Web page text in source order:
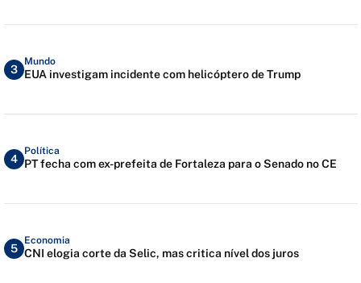
3
Mundo
EUA investigam incidente com helicóptero de Trump
4
Política
PT fecha com ex-prefeita de Fortaleza para o Senado no CE
5
Economia
CNI elogia corte da Selic, mas critica nível dos juros